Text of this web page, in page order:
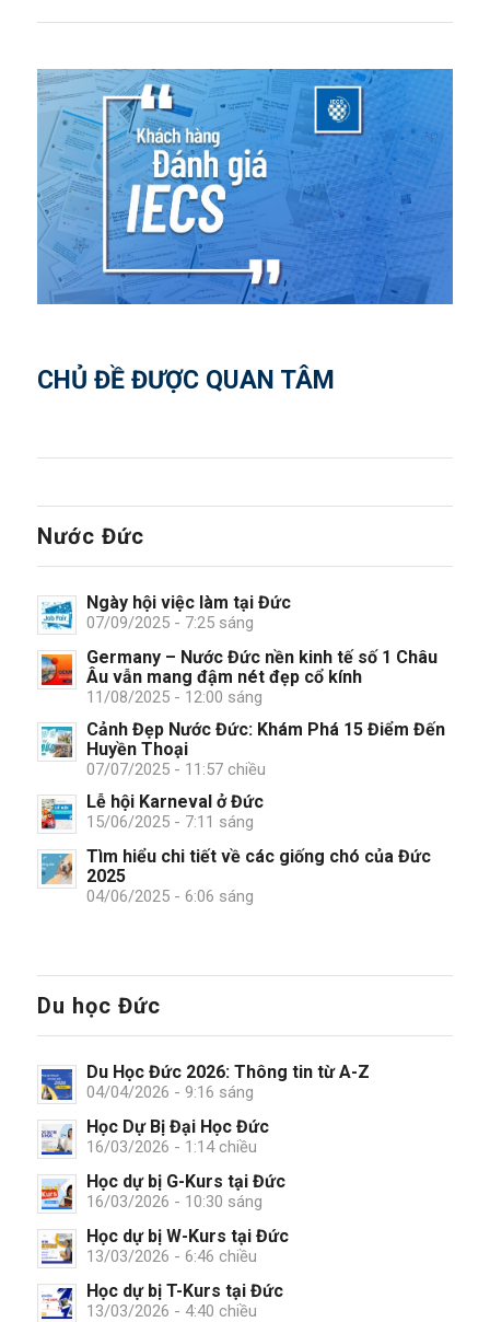
CHỦ ĐỀ ĐƯỢC QUAN TÂM
Nước Đức
Ngày hội việc làm tại Đức
07/09/2025 - 7:25 sáng
Germany – Nước Đức nền kinh tế số 1 Châu
Âu vẫn mang đậm nét đẹp cổ kính
11/08/2025 - 12:00 sáng
Cảnh Đẹp Nước Đức: Khám Phá 15 Điểm Đến
Huyền Thoại
07/07/2025 - 11:57 chiều
Lễ hội Karneval ở Đức
15/06/2025 - 7:11 sáng
Tìm hiểu chi tiết về các giống chó của Đức
2025
04/06/2025 - 6:06 sáng
Du học Đức
Du Học Đức 2026: Thông tin từ A-Z
04/04/2026 - 9:16 sáng
Học Dự Bị Đại Học Đức
16/03/2026 - 1:14 chiều
Học dự bị G-Kurs tại Đức
16/03/2026 - 10:30 sáng
Học dự bị W-Kurs tại Đức
13/03/2026 - 6:46 chiều
Học dự bị T-Kurs tại Đức
13/03/2026 - 4:40 chiều